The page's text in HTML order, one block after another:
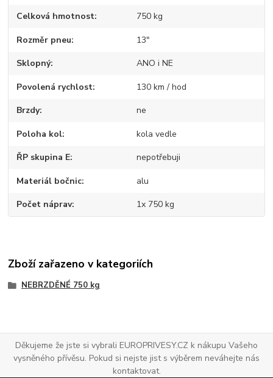
Celková hmotnost 750 kg
Rozměr pneu 13"
Sklopný ANO i NE
Povolená rychlost 130 km / hod
Brzdy ne
Poloha kol kola vedle
ŘP skupina E nepotřebuji
Materiál bočnic alu
Počet náprav 1x 750 kg
Zboží zařazeno v kategoriích
NEBRZDĚNÉ 750 kg
Děkujeme že jste si vybrali EUROPRIVESY.CZ k nákupu Vašeho
vysněného přívěsu. Pokud si nejste jist s výběrem neváhejte nás
kontaktovat.